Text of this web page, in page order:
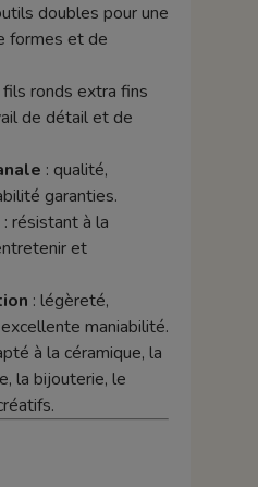
doubles pour une
formes et de
fils ronds extra fins
de détail et de
: qualité,
garanties.
: résistant à la
et
: légèreté,
maniabilité.
à la céramique, la
la bijouterie, le